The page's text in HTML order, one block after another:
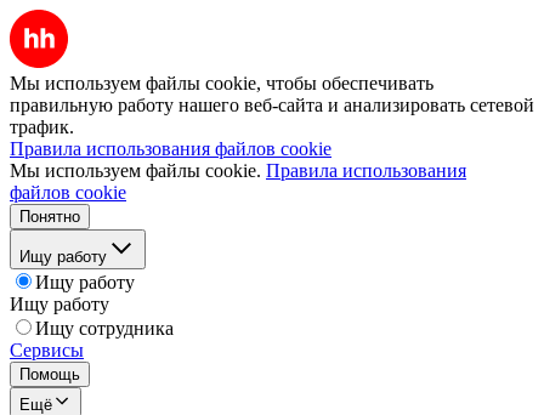
Мы используем файлы cookie, чтобы обеспечивать
правильную работу нашего веб-сайта и анализировать сетевой
трафик.
Правила использования файлов cookie
Мы используем файлы cookie. Правила использования
файлов cookie
Понятно
Ищу работу
Ищу работу
Ищу работу
Ищу сотрудника
Сервисы
Помощь
Ещё